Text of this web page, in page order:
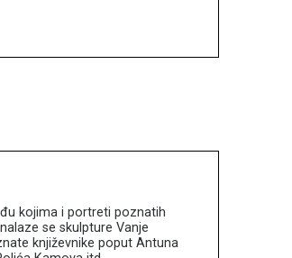
kojima i portreti poznatih
se skulpture Vanje
književnike poput Antuna